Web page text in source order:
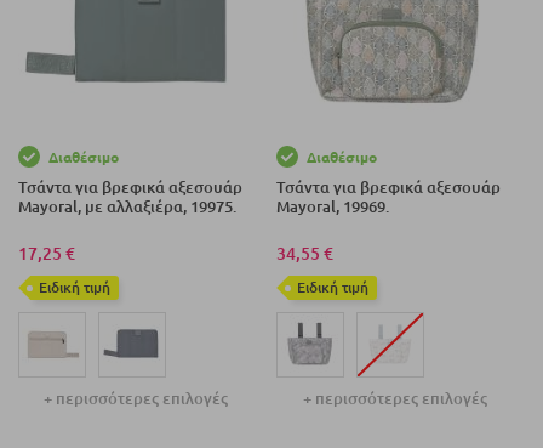
Διαθέσιμο
Τσάντα για βρεφικά αξεσουάρ
Mayoral, με αλλαξιέρα, 19975.
17,25 €
Eιδική τιμή
+ περισσότερες επιλογές
Διαθέσιμο
Τσάντα για βρεφικά αξεσουάρ
Mayoral, 19969.
34,55 €
Eιδική τιμή
+ περισσότερες επιλογές